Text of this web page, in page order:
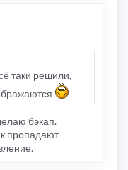
таки решили,
бэкап.
пропадают